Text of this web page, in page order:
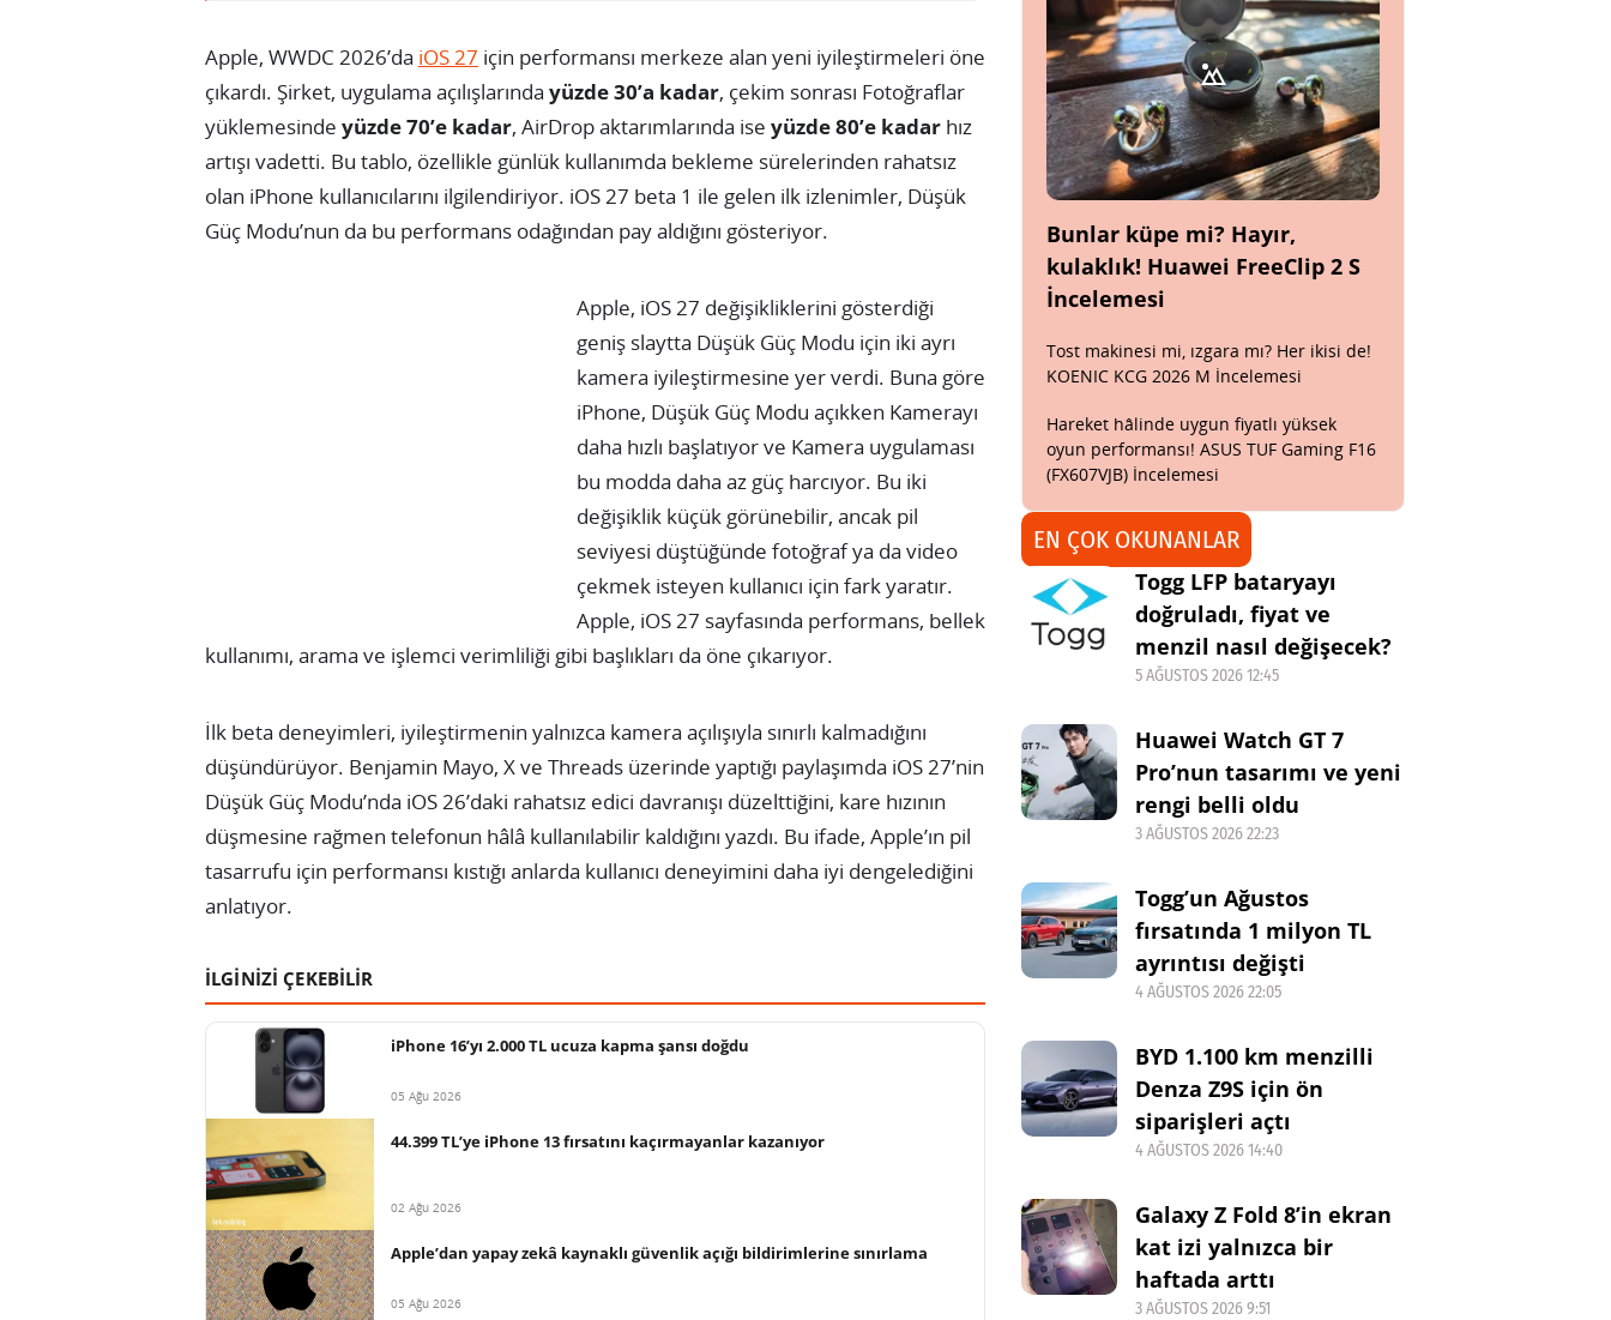
Apple, WWDC 2026’da iOS 27 için performansı merkeze alan yeni iyileştirmeleri öne
çıkardı. Şirket, uygulama açılışlarında yüzde 30’a kadar, çekim sonrası Fotoğraflar
yüklemesinde yüzde 70’e kadar, AirDrop aktarımlarında ise yüzde 80’e kadar hız
artışı vadetti. Bu tablo, özellikle günlük kullanımda bekleme sürelerinden rahatsız
olan iPhone kullanıcılarını ilgilendiriyor. iOS 27 beta 1 ile gelen ilk izlenimler, Düşük
Güç Modu’nun da bu performans odağından pay aldığını gösteriyor.
Apple, iOS 27 değişikliklerini gösterdiği
geniş slaytta Düşük Güç Modu için iki ayrı
kamera iyileştirmesine yer verdi. Buna göre
iPhone, Düşük Güç Modu açıkken Kamerayı
daha hızlı başlatıyor ve Kamera uygulaması
bu modda daha az güç harcıyor. Bu iki
değişiklik küçük görünebilir, ancak pil
seviyesi düştüğünde fotoğraf ya da video
çekmek isteyen kullanıcı için fark yaratır.
Apple, iOS 27 sayfasında performans, bellek
kullanımı, arama ve işlemci verimliliği gibi başlıkları da öne çıkarıyor.
İlk beta deneyimleri, iyileştirmenin yalnızca kamera açılışıyla sınırlı kalmadığını
düşündürüyor. Benjamin Mayo, X ve Threads üzerinde yaptığı paylaşımda iOS 27’nin
Düşük Güç Modu’nda iOS 26’daki rahatsız edici davranışı düzelttiğini, kare hızının
düşmesine rağmen telefonun hâlâ kullanılabilir kaldığını yazdı. Bu ifade, Apple’ın pil
tasarrufu için performansı kıstığı anlarda kullanıcı deneyimini daha iyi dengelediğini
anlatıyor.
İLGİNİZİ ÇEKEBİLİR
iPhone 16’yı 2.000 TL ucuza kapma şansı doğdu
05 Ağu 2026
44.399 TL’ye iPhone 13 fırsatını kaçırmayanlar kazanıyor
02 Ağu 2026
Apple’dan yapay zekâ kaynaklı güvenlik açığı bildirimlerine sınırlama
05 Ağu 2026
Bunlar küpe mi? Hayır,
kulaklık! Huawei FreeClip 2 S
İncelemesi
Tost makinesi mi, ızgara mı? Her ikisi de!
KOENIC KCG 2026 M İncelemesi
Hareket hâlinde uygun fiyatlı yüksek
oyun performansı! ASUS TUF Gaming F16
(FX607VJB) İncelemesi
EN ÇOK OKUNANLAR
Togg LFP bataryayı
doğruladı, fiyat ve
menzil nasıl değişecek?
5 AĞUSTOS 2026 12:45
Huawei Watch GT 7
Pro’nun tasarımı ve yeni
rengi belli oldu
3 AĞUSTOS 2026 22:23
Togg’un Ağustos
fırsatında 1 milyon TL
ayrıntısı değişti
4 AĞUSTOS 2026 22:05
BYD 1.100 km menzilli
Denza Z9S için ön
siparişleri açtı
4 AĞUSTOS 2026 14:40
Galaxy Z Fold 8’in ekran
kat izi yalnızca bir
haftada arttı
3 AĞUSTOS 2026 9:51